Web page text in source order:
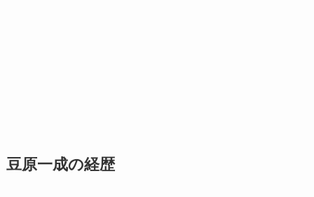
豆原一成の経歴